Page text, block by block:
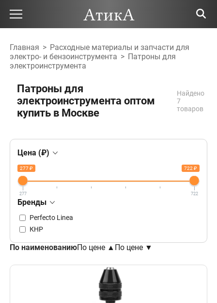
Главная > Расходные материалы и запчасти для
электро- и бензоинструмента > Патроны для
электроинструмента
Патроны для
электроинструмента оптом
купить в Москве
Найдено
7
товаров
Цена (₽)
277 ₽ 722 ₽
277 722
Бренды
Perfecto Linea
КНР
По наименованиюПо цене ▲ По цене ▼